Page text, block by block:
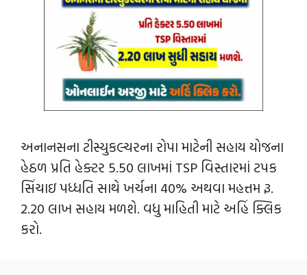
અનાનસના ટીસ્યુકલ્ચરના રોપા માટેની સહાય યોજના
હેઠળ પ્રતિ હેક્ટર 5.50 લાખમાં TSP વિસ્તારમાં ટપક
સિંચાઇ પધ્ધતિ સાથે ખર્ચના 40% અથવા મહત્તમ રૂ.
2.20 લાખ સહાય મળશે. વધુ માહિતી માટે અહિં ક્લિક
કરો.